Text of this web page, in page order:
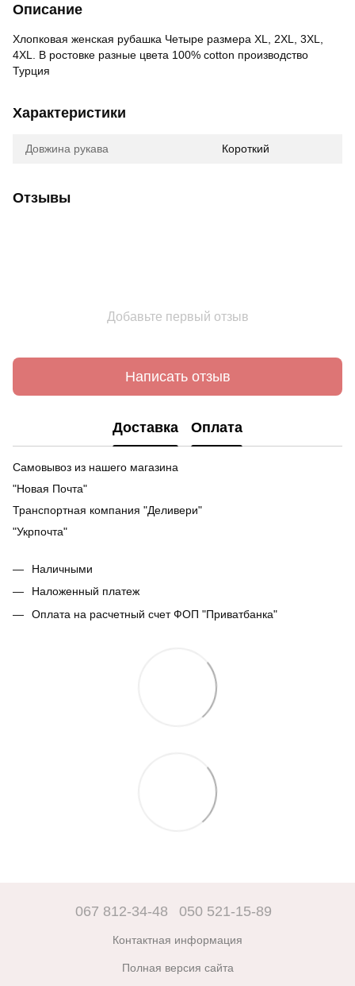
Описание
Хлопковая женская рубашка Четыре размера XL, 2XL, 3XL,
4XL. В ростовке разные цвета 100% cotton производство
Турция
Характеристики
Довжина рукава Короткий
Отзывы
Добавьте первый отзыв
Написать отзыв
Доставка Оплата
Самовывоз из нашего магазина
"Новая Почта"
Транспортная компания "Деливери"
"Укрпочта"
Наличными
Наложенный платеж
Оплата на расчетный счет ФОП "Приватбанка"
067 812-34-48 050 521-15-89
Контактная информация
Полная версия сайта